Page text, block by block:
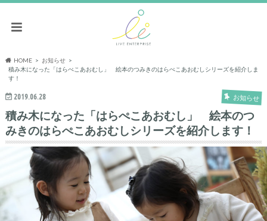
HOME
お知らせ
積み木になった「はらぺこあおむし」 絵本のつみきのはらぺこあおむしシリーズを紹介しま
す！
2019.06.28 お知らせ
積み木になった「はらぺこあおむし」 絵本のつ
みきのはらぺこあおむしシリーズを紹介します！